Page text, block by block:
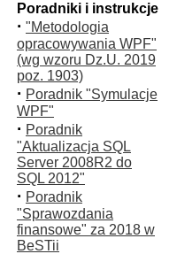
Poradniki i instrukcje
· "Metodologia
opracowywania WPF"
(wg wzoru Dz.U. 2019
poz. 1903)
· Poradnik "Symulacje
WPF"
· Poradnik
"Aktualizacja SQL
Server 2008R2 do
SQL 2012"
· Poradnik
"Sprawozdania
finansowe" za 2018 w
BeSTii